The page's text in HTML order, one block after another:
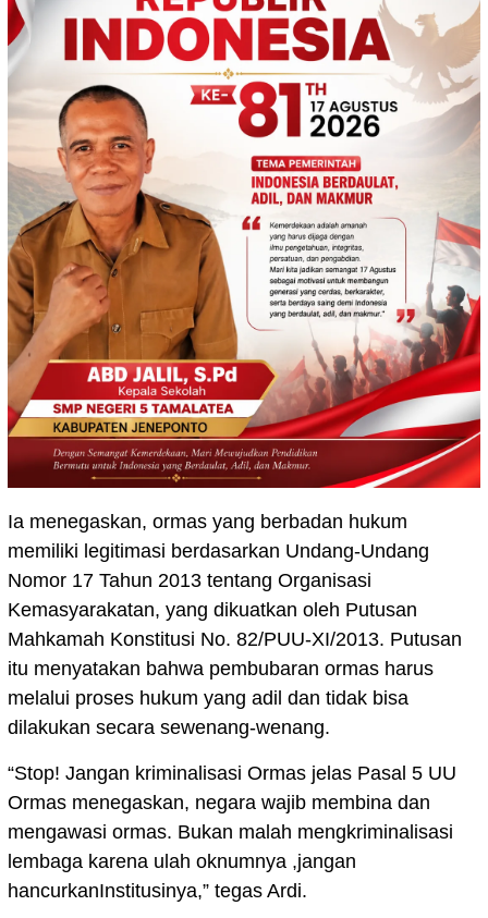
Ia menegaskan, ormas yang berbadan hukum
memiliki legitimasi berdasarkan Undang-Undang
Nomor 17 Tahun 2013 tentang Organisasi
Kemasyarakatan, yang dikuatkan oleh Putusan
Mahkamah Konstitusi No. 82/PUU-XI/2013. Putusan
itu menyatakan bahwa pembubaran ormas harus
melalui proses hukum yang adil dan tidak bisa
dilakukan secara sewenang-wenang.
“Stop! Jangan kriminalisasi Ormas jelas Pasal 5 UU
Ormas menegaskan, negara wajib membina dan
mengawasi ormas. Bukan malah mengkriminalisasi
lembaga karena ulah oknumnya ,jangan
hancurkanInstitusinya,” tegas Ardi.